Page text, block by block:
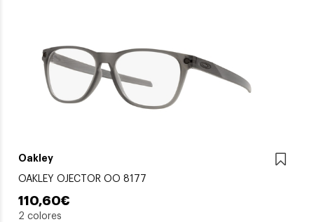
Oakley
OAKLEY OJECTOR OO 8177
110,60€
2 colores